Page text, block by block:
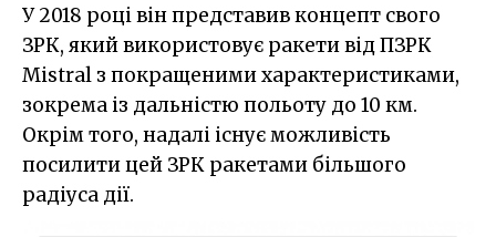
У 2018 році він представив концепт свого
ЗРК, який використовує ракети від ПЗРК
Mistral з покращеними характеристиками,
зокрема із дальністю польоту до 10 км.
Окрім того, надалі існує можливість
посилити цей ЗРК ракетами більшого
радіуса дії.